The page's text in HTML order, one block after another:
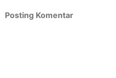
Posting Komentar